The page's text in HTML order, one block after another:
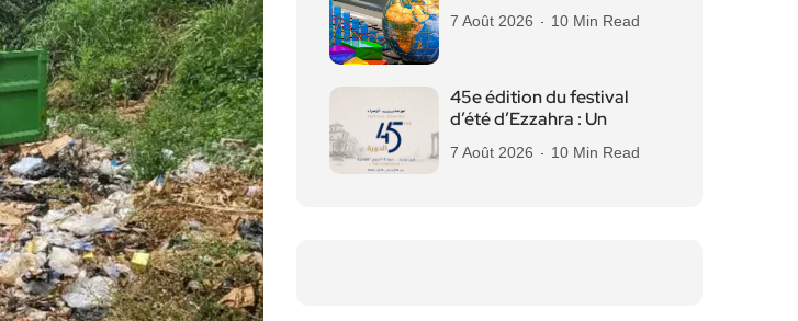
7 Août 2026 10 Min Read
45e édition du festival
d’été d’Ezzahra : Un
7 Août 2026 10 Min Read